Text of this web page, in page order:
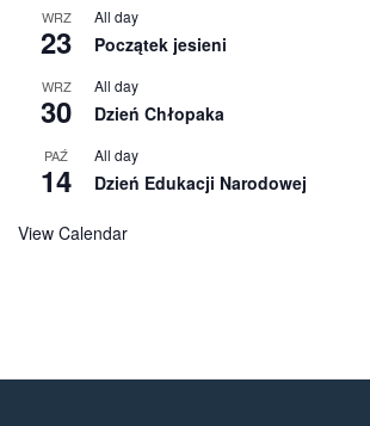
WRZ
23
All day
Początek jesieni
WRZ
30
All day
Dzień Chłopaka
PAŹ
14
All day
Dzień Edukacji Narodowej
View Calendar